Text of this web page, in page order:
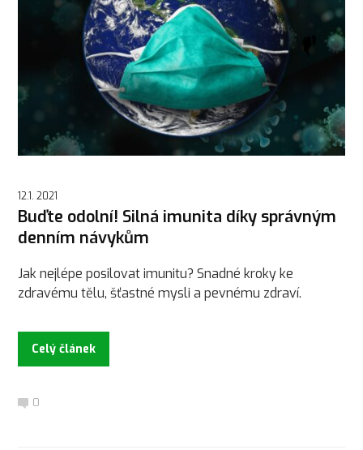
12.1. 2021
Buďte odolní! Silná imunita díky správným
denním návykům
Jak nejlépe posilovat imunitu? Snadné kroky ke
zdravému tělu, šťastné mysli a pevnému zdraví.
Celý článek
0